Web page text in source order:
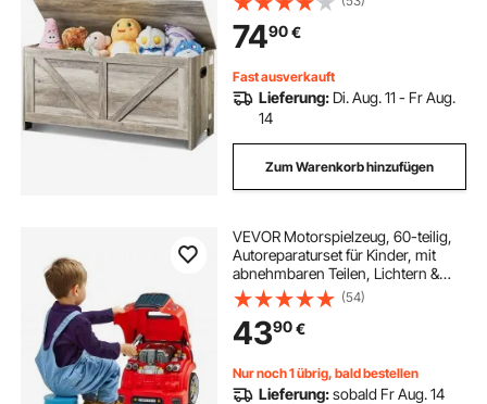
Spielzeugkiste mit Klappdeckel und
Sicherheitsscharnier, 990 x 395 x
480 mm
7490€
Fast ausverkauft
Lieferung: Di. Aug. 11 - Fr Aug.
14
Zum Warenkorb hinzufügen
VEVOR Motorspielzeug, 60-teilig,
Autoreparaturset für Kinder, mit
abnehmbaren Teilen, Lichtern &
Geräuschen, Lenkrad & Hupe,
Mechaniker-Werkstattset für Kinder
für Kleinkinder ab 3 Jahren, Rot
(54)
4390€
Nur noch 1 übrig, bald bestellen
Lieferung:sobald Fr Aug. 14